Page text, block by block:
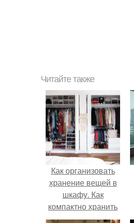
Читайте также
Как организовать
хранение вещей в
шкафу. Как
компактно хранить
одежду в шкафу